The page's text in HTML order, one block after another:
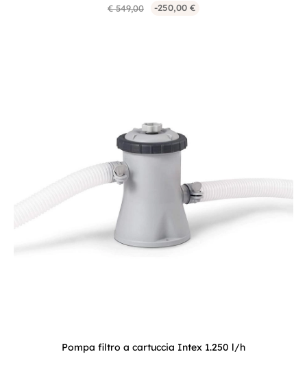
€ 549,00 -250,00 €
Pompa filtro a cartuccia Intex 1.250 l/h